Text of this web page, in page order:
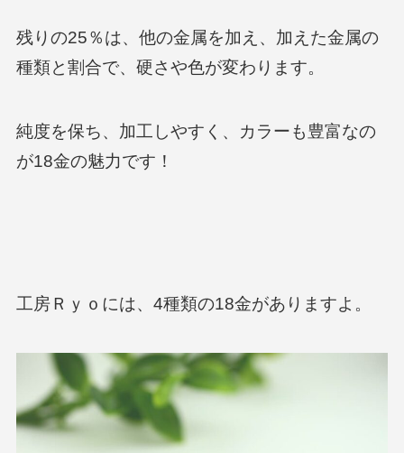
残りの25％は、他の金属を加え、加えた金属の
種類と割合で、硬さや色が変わります。
純度を保ち、加工しやすく、カラーも豊富なの
が18金の魅力です！
工房Ｒｙｏには、4種類の18金がありますよ。